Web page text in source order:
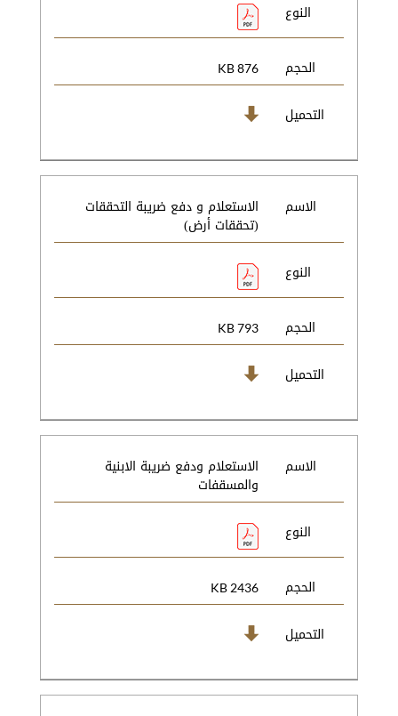
النوع
الحجم 876 KB
التحميل
الاسم الاستعلام و دفع ضريبة التحققات
(تحققات أرض)
النوع
الحجم 793 KB
التحميل
الاسم الاستعلام ودفع ضريبة الابنية
والمسقفات
النوع
الحجم 2436 KB
التحميل